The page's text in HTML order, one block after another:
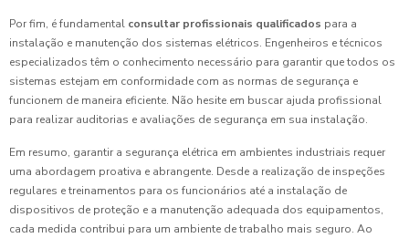
Por fim, é fundamental consultar profissionais qualificados para a
instalação e manutenção dos sistemas elétricos. Engenheiros e técnicos
especializados têm o conhecimento necessário para garantir que todos os
sistemas estejam em conformidade com as normas de segurança e
funcionem de maneira eficiente. Não hesite em buscar ajuda profissional
para realizar auditorias e avaliações de segurança em sua instalação.
Em resumo, garantir a segurança elétrica em ambientes industriais requer
uma abordagem proativa e abrangente. Desde a realização de inspeções
regulares e treinamentos para os funcionários até a instalação de
dispositivos de proteção e a manutenção adequada dos equipamentos,
cada medida contribui para um ambiente de trabalho mais seguro. Ao